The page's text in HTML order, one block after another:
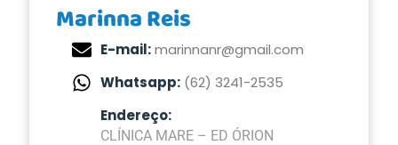
Marinna Reis
E-mail: marinnanr@gmail.com
Whatsapp: (62) 3241-2535
Endereço:
CLÍNICA MARE – ED ÓRION